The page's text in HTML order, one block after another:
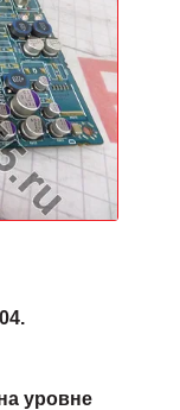
уровне